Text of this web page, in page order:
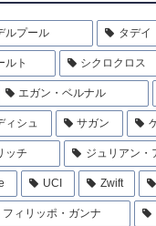
ルプール タデイ
ルト シクロクロス
エガン・ベルナル
ィシュ サガン
ッチ ジュリアン・
UCI Zwift
フィリッポ・ガンナ